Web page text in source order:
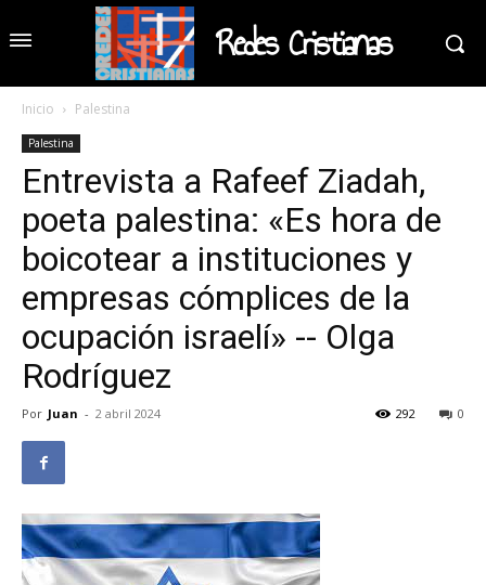
Redes Cristianas
Inicio Palestina
Palestina
Entrevista a Rafeef Ziadah,
poeta palestina: «Es hora de
boicotear a instituciones y
empresas cómplices de la
ocupación israelí» -- Olga
Rodríguez
Por Juan - 2 abril 2024 0
292